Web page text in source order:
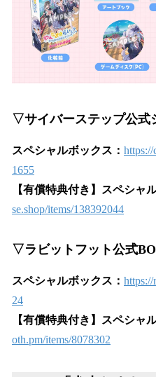
▽サイバーステップ公式
スペシャルボックス： https://
1655
【有償特典付き】スペシャ
se.shop/items/138392044
▽ラビットフット公式
スペシャルボックス：
24
【有償特典付き】スペシャ
oth.pm/items/8078302